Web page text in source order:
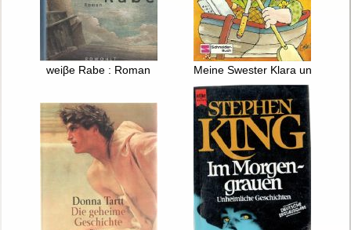
weiβe Rabe : Roman Meine Swester Klara und der